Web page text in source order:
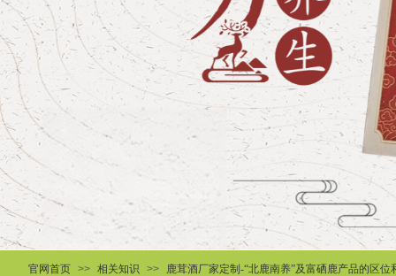
官网首页 >> 相关知识 >> 鹿茸酒厂家定制-“北鹿南养”及富硒鹿产品的区位